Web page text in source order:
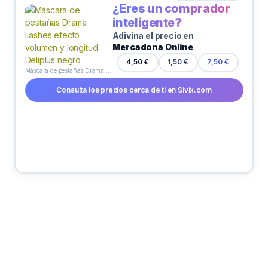
¿Eres un comprador
inteligente?
Adivina el precio en
Mercadona Online
4,50 € 1,50 € 7,50 €
Consulta los precios cerca de ti en Sivix.com